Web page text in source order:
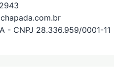
- CNPJ 28.336.959/0001-11